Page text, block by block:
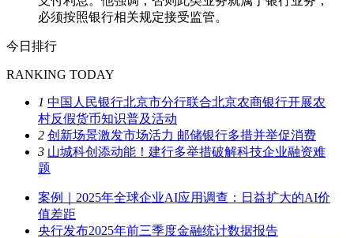
必须按照银行相关规定接受监管。
今日排行
RANKING TODAY
1 中国人民银行北京市分行联合北京农商银行开展农
村反假货币知识普及活动
2 创新场景激发市场活力 邮储银行多措并举促消费
3 山城科创添动能！建行多举措破解科技企业融资难
题
案例｜2025年全球企业AI应用调查：日益扩大的AI价
值差距
央行发布2025年前三季度金融统计数据报告